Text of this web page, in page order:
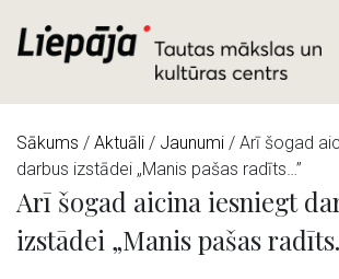
Sākums / Aktuāli / Jaunumi / Arī šogad
darbus izstādei „Manis pašas radīts…”
Arī šogad aicina iesniegt
izstādei „Manis pašas